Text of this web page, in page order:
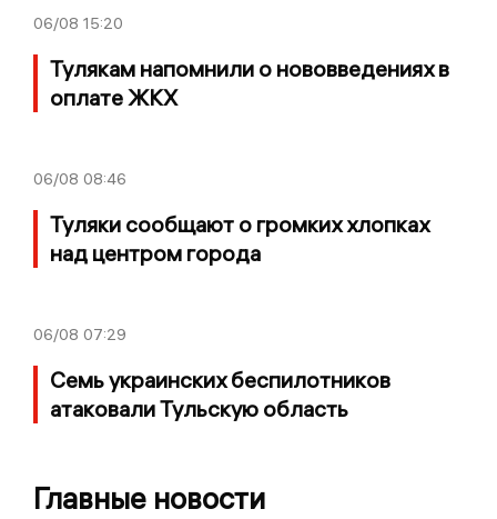
06/08 15:20
Тулякам напомнили о нововведениях в
оплате ЖКХ
06/08 08:46
Туляки сообщают о громких хлопках
над центром города
06/08 07:29
Семь украинских беспилотников
атаковали Тульскую область
Главные новости